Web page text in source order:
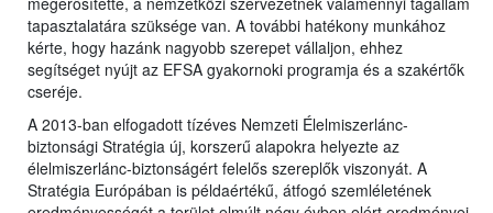
tapasztalatára szüksége van. A további hatékony munkához
kérte, hogy hazánk nagyobb szerepet vállaljon, ehhez
segítséget nyújt az EFSA gyakornoki programja és a szakértők
cseréje.
A 2013-ban elfogadott tízéves Nemzeti Élelmiszerlánc-
biztonsági Stratégia új, korszerű alapokra helyezte az
élelmiszerlánc-biztonságért felelős szereplők viszonyát. A
Stratégia Európában is példaértékű, átfogó szemléletének